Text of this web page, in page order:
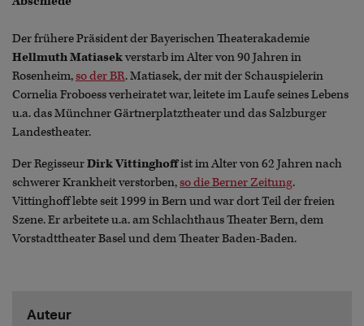
Der frühere Präsident der Bayerischen Theaterakademie
Hellmuth Matiasekverstarb im Alter von 90 Jahren in
Rosenheim,so der BR. Matiasek, der mit der Schauspielerin
Cornelia Froboess verheiratet war, leitete im Laufe seines Lebens
u.a. das Münchner Gärtnerplatztheater und das Salzburger
Landestheater.
Der RegisseurDirk Vittinghoffist im Alter von 62 Jahren nach
schwerer Krankheit verstorben,so die Berner Zeitung.
Vittinghoff lebte seit 1999 in Bern und war dort Teil der freien
Szene. Er arbeitete u.a. am Schlachthaus Theater Bern, dem
Vorstadttheater Basel und dem Theater Baden-Baden.
Auteur